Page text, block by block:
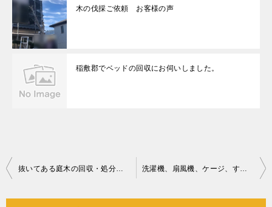
木の伐採ご依頼 お客様の声
稲敷郡でベッドの回収にお伺いしました。
投
抜いてある庭木の回収・処分ご依頼 お客様の声 洗濯機、扇風機、ケージ、すのこ、布団、デスク、ラック等の回収